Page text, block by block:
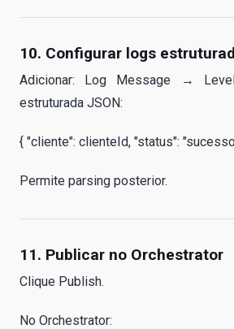
10. Configurar logs
Adicionar: Log Message →
estruturada JSON:
{ "cliente": clienteId, "status":
Permite parsing posterior.
11. Publicar no Orchestrator
Clique Publish.
No Orchestrator: